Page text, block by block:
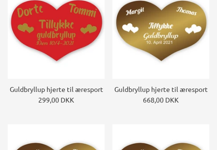
Guldbryllup hjerte til æresport
299,00 DKK
Guldbryllup hjerte til æresport
668,00 DKK